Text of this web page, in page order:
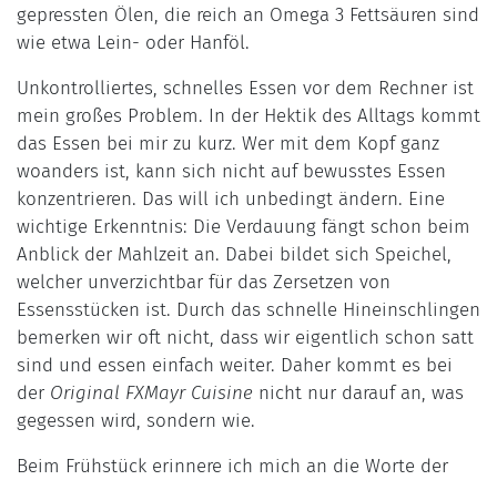
gepressten Ölen, die reich an Omega 3 Fettsäuren sind
wie etwa Lein- oder Hanföl.
Unkontrolliertes, schnelles Essen vor dem Rechner ist
mein großes Problem. In der Hektik des Alltags kommt
das Essen bei mir zu kurz. Wer mit dem Kopf ganz
woanders ist, kann sich nicht auf bewusstes Essen
konzentrieren. Das will ich unbedingt ändern. Eine
wichtige Erkenntnis: Die Verdauung fängt schon beim
Anblick der Mahlzeit an. Dabei bildet sich Speichel,
welcher unverzichtbar für das Zersetzen von
Essensstücken ist. Durch das schnelle Hineinschlingen
bemerken wir oft nicht, dass wir eigentlich schon satt
sind und essen einfach weiter. Daher kommt es bei
der Original FXMayr Cuisine nicht nur darauf an, was
gegessen wird, sondern wie.
Beim Frühstück erinnere ich mich an die Worte der